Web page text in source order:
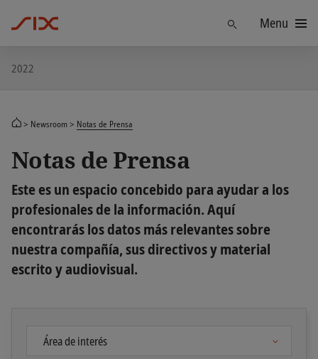
Menu
2022
Newsroom Notas de Prensa
Notas de Prensa
Este es un espacio concebido para ayudar a los
profesionales de la información. Aquí
encontrarás los datos más relevantes sobre
nuestra compañía, sus directivos y material
escrito y audiovisual.